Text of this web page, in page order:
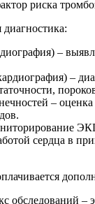
риска
–
–
–
сердца в
обследований –